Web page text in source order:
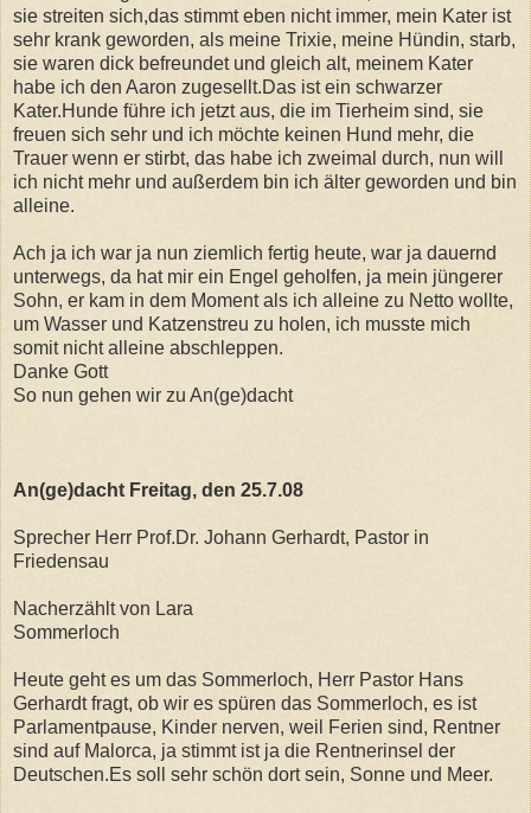
sie streiten sich,das stimmt eben nicht immer, mein Kater ist
sehr krank geworden, als meine Trixie, meine Hündin, starb,
sie waren dick befreundet und gleich alt, meinem Kater
habe ich den Aaron zugesellt.Das ist ein schwarzer
Kater.Hunde führe ich jetzt aus, die im Tierheim sind, sie
freuen sich sehr und ich möchte keinen Hund mehr, die
Trauer wenn er stirbt, das habe ich zweimal durch, nun will
ich nicht mehr und außerdem bin ich älter geworden und bin
alleine.
Ach ja ich war ja nun ziemlich fertig heute, war ja dauernd
unterwegs, da hat mir ein Engel geholfen, ja mein jüngerer
Sohn, er kam in dem Moment als ich alleine zu Netto wollte,
um Wasser und Katzenstreu zu holen, ich musste mich
somit nicht alleine abschleppen.
Danke Gott
So nun gehen wir zu An(ge)dacht
An(ge)dacht Freitag, den 25.7.08
Sprecher Herr Prof.Dr. Johann Gerhardt, Pastor in
Friedensau
Nacherzählt von Lara
Sommerloch
Heute geht es um das Sommerloch, Herr Pastor Hans
Gerhardt fragt, ob wir es spüren das Sommerloch, es ist
Parlamentpause, Kinder nerven, weil Ferien sind, Rentner
sind auf Malorca, ja stimmt ist ja die Rentnerinsel der
Deutschen.Es soll sehr schön dort sein, Sonne und Meer.